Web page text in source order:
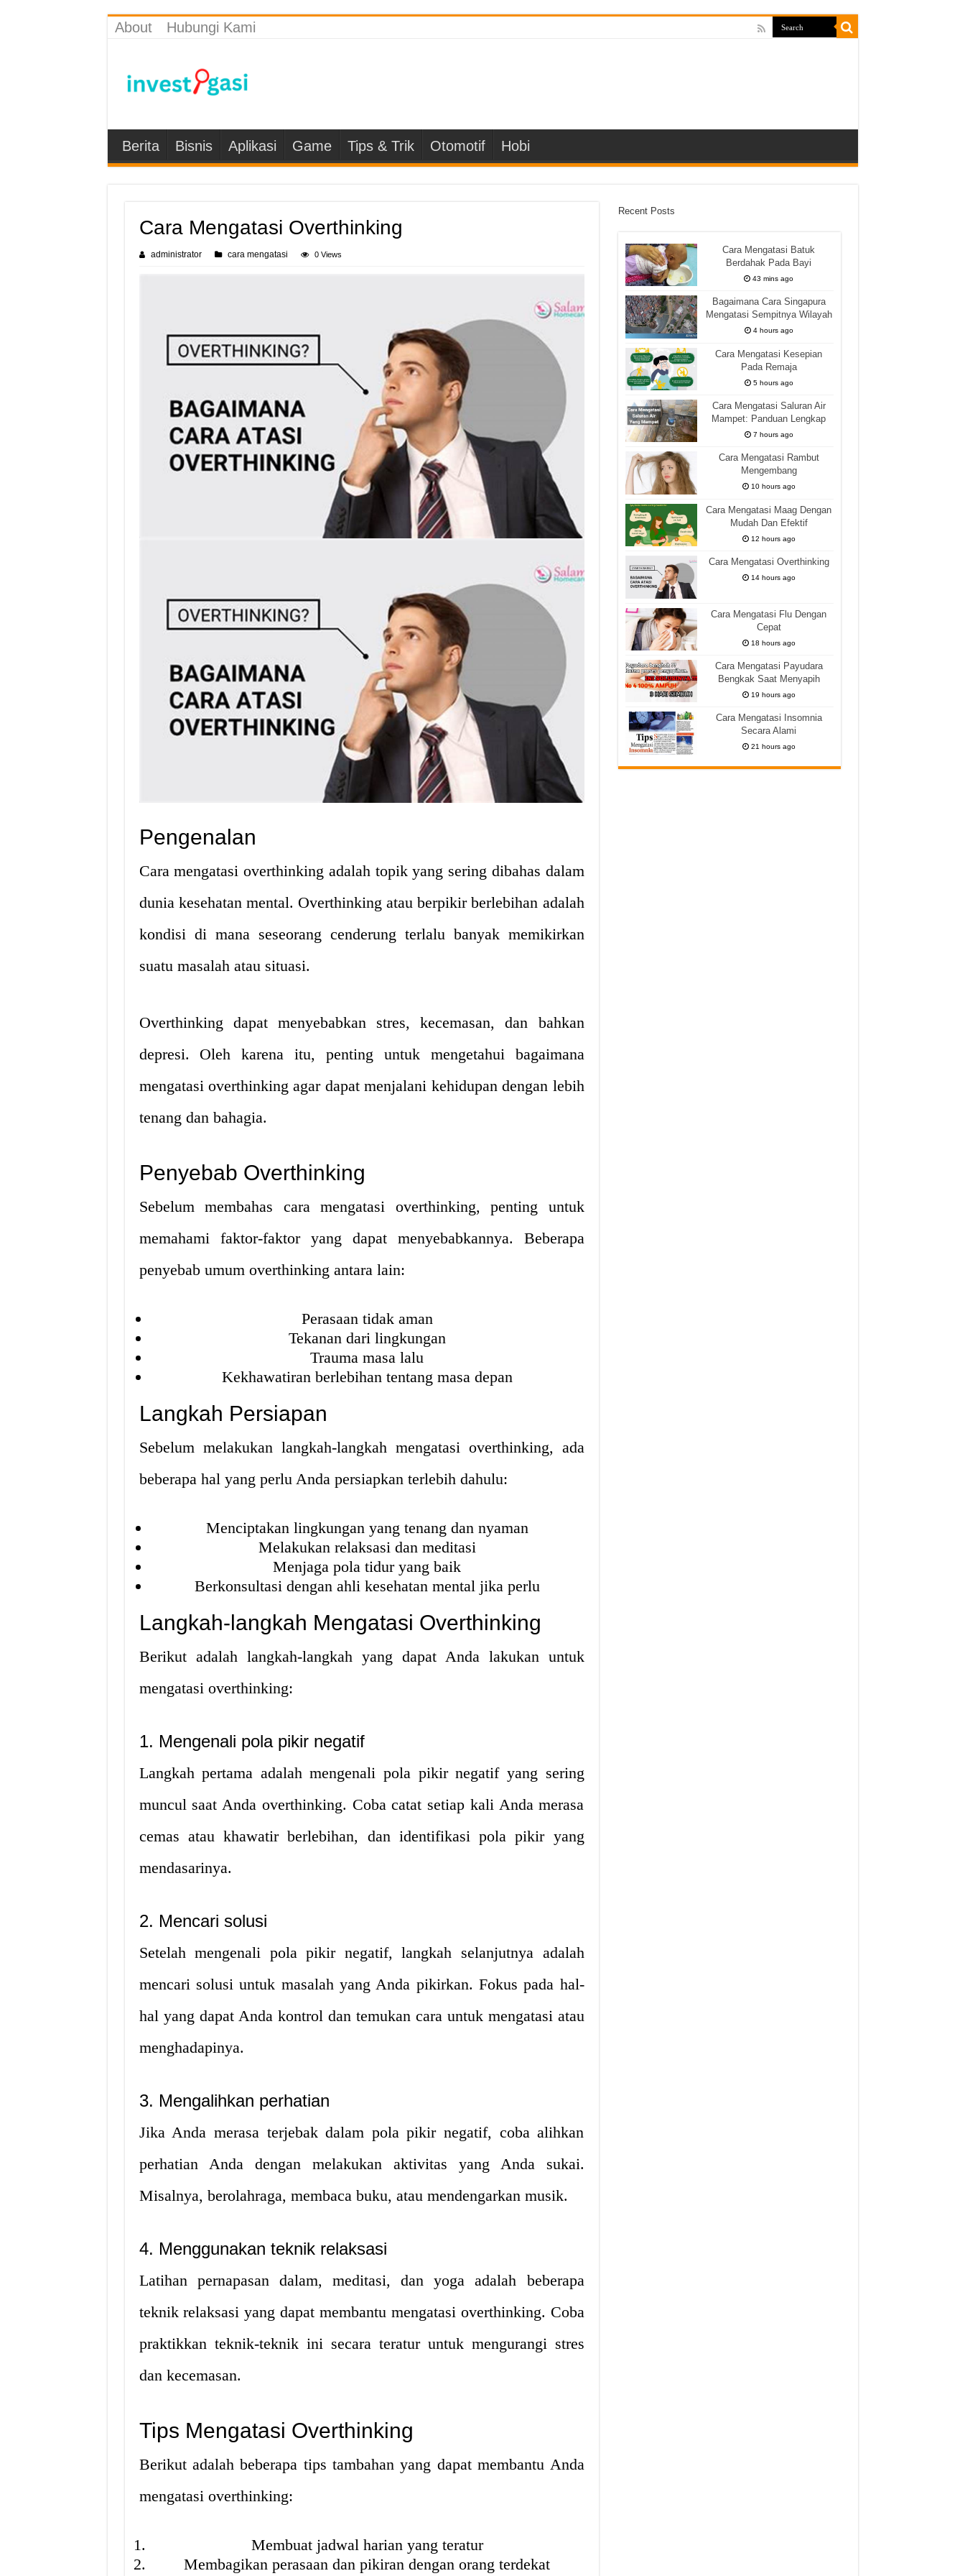
About Hubungi Kami
Berita Bisnis Aplikasi Game Tips & Trik Otomotif Hobi
Cara Mengatasi Overthinking
administrator cara mengatasi 0 Views
Pengenalan
Cara mengatasi overthinking adalah topik yang sering dibahas dalam
dunia kesehatan mental. Overthinking atau berpikir berlebihan adalah
kondisi di mana seseorang cenderung terlalu banyak memikirkan
suatu masalah atau situasi.
Overthinking dapat menyebabkan stres, kecemasan, dan bahkan
depresi. Oleh karena itu, penting untuk mengetahui bagaimana
mengatasi overthinking agar dapat menjalani kehidupan dengan lebih
tenang dan bahagia.
Penyebab Overthinking
Sebelum membahas cara mengatasi overthinking, penting untuk
memahami faktor-faktor yang dapat menyebabkannya. Beberapa
penyebab umum overthinking antara lain:
Perasaan tidak aman
Tekanan dari lingkungan
Trauma masa lalu
Kekhawatiran berlebihan tentang masa depan
Langkah Persiapan
Sebelum melakukan langkah-langkah mengatasi overthinking, ada
beberapa hal yang perlu Anda persiapkan terlebih dahulu:
Menciptakan lingkungan yang tenang dan nyaman
Melakukan relaksasi dan meditasi
Menjaga pola tidur yang baik
Berkonsultasi dengan ahli kesehatan mental jika perlu
Langkah-langkah Mengatasi Overthinking
Berikut adalah langkah-langkah yang dapat Anda lakukan untuk
mengatasi overthinking:
1. Mengenali pola pikir negatif
Langkah pertama adalah mengenali pola pikir negatif yang sering
muncul saat Anda overthinking. Coba catat setiap kali Anda merasa
cemas atau khawatir berlebihan, dan identifikasi pola pikir yang
mendasarinya.
2. Mencari solusi
Setelah mengenali pola pikir negatif, langkah selanjutnya adalah
mencari solusi untuk masalah yang Anda pikirkan. Fokus pada hal-
hal yang dapat Anda kontrol dan temukan cara untuk mengatasi atau
menghadapinya.
3. Mengalihkan perhatian
Jika Anda merasa terjebak dalam pola pikir negatif, coba alihkan
perhatian Anda dengan melakukan aktivitas yang Anda sukai.
Misalnya, berolahraga, membaca buku, atau mendengarkan musik.
4. Menggunakan teknik relaksasi
Latihan pernapasan dalam, meditasi, dan yoga adalah beberapa
teknik relaksasi yang dapat membantu mengatasi overthinking. Coba
praktikkan teknik-teknik ini secara teratur untuk mengurangi stres
dan kecemasan.
Tips Mengatasi Overthinking
Berikut adalah beberapa tips tambahan yang dapat membantu Anda
mengatasi overthinking:
Membuat jadwal harian yang teratur
Membagikan perasaan dan pikiran dengan orang terdekat
Recent Posts
Cara Mengatasi Batuk
Berdahak Pada Bayi
43 mins ago
Bagaimana Cara Singapura
Mengatasi Sempitnya Wilayah
4 hours ago
Cara Mengatasi Kesepian
Pada Remaja
5 hours ago
Cara Mengatasi Saluran Air
Mampet: Panduan Lengkap
7 hours ago
Cara Mengatasi Rambut
Mengembang
10 hours ago
Cara Mengatasi Maag Dengan
Mudah Dan Efektif
12 hours ago
Cara Mengatasi Overthinking
14 hours ago
Cara Mengatasi Flu Dengan
Cepat
18 hours ago
Cara Mengatasi Payudara
Bengkak Saat Menyapih
19 hours ago
Cara Mengatasi Insomnia
Secara Alami
21 hours ago